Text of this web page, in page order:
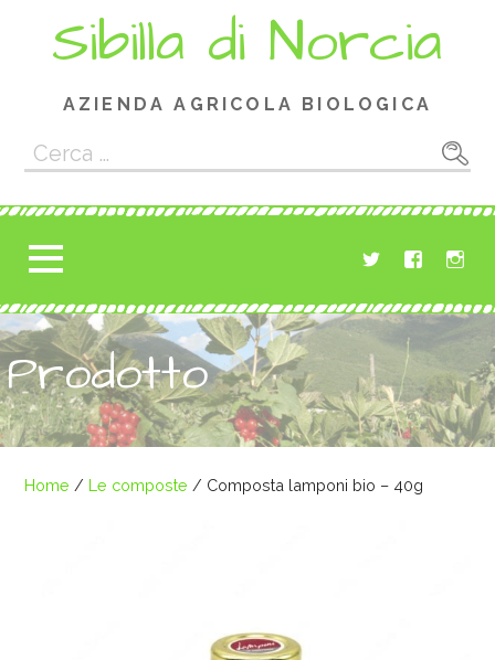
Sibilla di Norcia
AZIENDA AGRICOLA BIOLOGICA
Ricerca
per:
Prodotto
Home / Le composte / Composta lamponi bio – 40g